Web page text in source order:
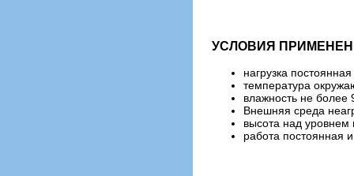
УСЛОВИЯ
нагрузка
температура
влажность не более
Внешняя среда
высота над
работа постоянная